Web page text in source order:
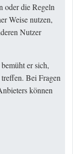
oder die Regeln
Weise nutzen,
Nutzer
er sich,
Bei Fragen
können